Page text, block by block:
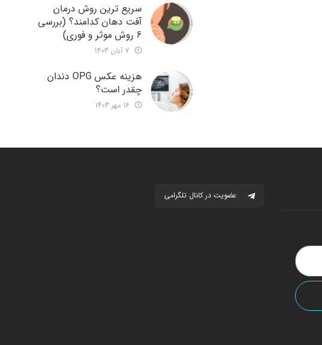
سریع ترین روش درمان
آفت دهان کدامند؟ (بررسی
6 روش موثر و فوری)
هزینه عکس OPG دندان
چقدر است؟
عضویت در کانال تلگرامی